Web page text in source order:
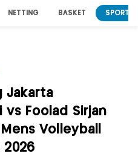
NETTING BASKET SPORT
Jakarta
vs Foolad Sirjan
Volleyball
2026